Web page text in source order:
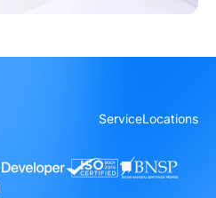
ServiceLocations